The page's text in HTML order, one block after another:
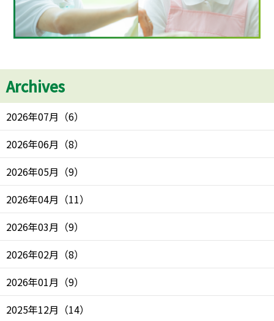
Archives
2026年07月 （6）
2026年06月 （8）
2026年05月 （9）
2026年04月 （11）
2026年03月 （9）
2026年02月 （8）
2026年01月 （9）
2025年12月 （14）